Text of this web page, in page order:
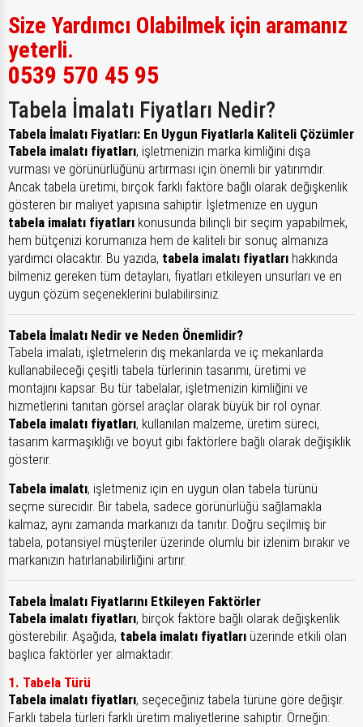
Size Yardımcı Olabilmek için aramanız
yeterli.
0539 570 45 95
Tabela İmalatı Fiyatları Nedir?
Tabela İmalatı Fiyatları: En Uygun Fiyatlarla Kaliteli Çözümler
Tabela imalatı fiyatları, işletmenizin marka kimliğini dışa
vurması ve görünürlüğünü artırması için önemli bir yatırımdır.
Ancak tabela üretimi, birçok farklı faktöre bağlı olarak değişkenlik
gösteren bir maliyet yapısına sahiptir. İşletmenize en uygun
tabela imalatı fiyatları konusunda bilinçli bir seçim yapabilmek,
hem bütçenizi korumanıza hem de kaliteli bir sonuç almanıza
yardımcı olacaktır. Bu yazıda, tabela imalatı fiyatları hakkında
bilmeniz gereken tüm detayları, fiyatları etkileyen unsurları ve en
uygun çözüm seçeneklerini bulabilirsiniz.
Tabela İmalatı Nedir ve Neden Önemlidir?
Tabela imalatı, işletmelerin dış mekanlarda ve iç mekanlarda
kullanabileceği çeşitli tabela türlerinin tasarımı, üretimi ve
montajını kapsar. Bu tür tabelalar, işletmenizin kimliğini ve
hizmetlerini tanıtan görsel araçlar olarak büyük bir rol oynar.
Tabela imalatı fiyatları, kullanılan malzeme, üretim süreci,
tasarım karmaşıklığı ve boyut gibi faktörlere bağlı olarak değişiklik
gösterir.
Tabela imalatı, işletmeniz için en uygun olan tabela türünü
seçme sürecidir. Bir tabela, sadece görünürlüğü sağlamakla
kalmaz, aynı zamanda markanızı da tanıtır. Doğru seçilmiş bir
tabela, potansiyel müşteriler üzerinde olumlu bir izlenim bırakır ve
markanızın hatırlanabilirliğini artırır.
Tabela İmalatı Fiyatlarını Etkileyen Faktörler
Tabela imalatı fiyatları, birçok faktöre bağlı olarak değişkenlik
gösterebilir. Aşağıda, tabela imalatı fiyatları üzerinde etkili olan
başlıca faktörler yer almaktadır:
1. Tabela Türü
Tabela imalatı fiyatları, seçeceğiniz tabela türüne göre değişir.
Farklı tabela türleri farklı üretim maliyetlerine sahiptir. Örneğin: